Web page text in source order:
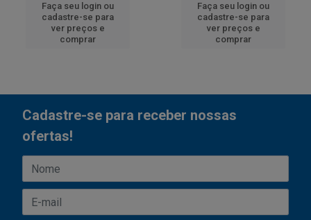
Faça seu login ou
cadastre-se para
ver preços e
comprar
Faça seu login ou
cadastre-se para
ver preços e
comprar
Cadastre-se para receber nossas
ofertas!